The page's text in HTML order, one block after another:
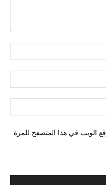
الويب في هذا المتصفح للمرة